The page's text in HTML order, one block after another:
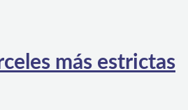
más estrictas